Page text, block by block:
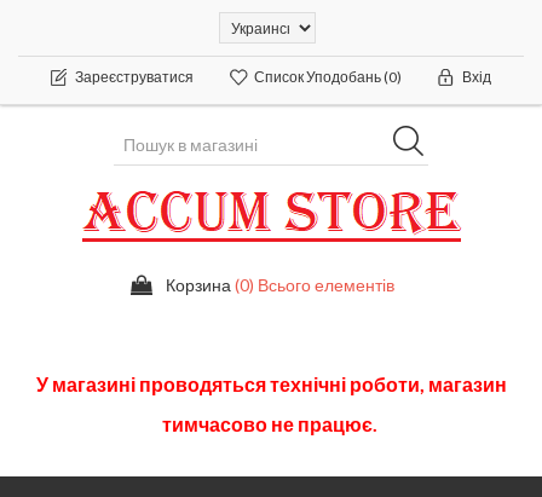
Зареєструватися Список Уподобань(0) Вхід
Корзина (0) Всього елементів
У магазині проводятьсятехнічні роботи, магазин
тимчасово не працює.